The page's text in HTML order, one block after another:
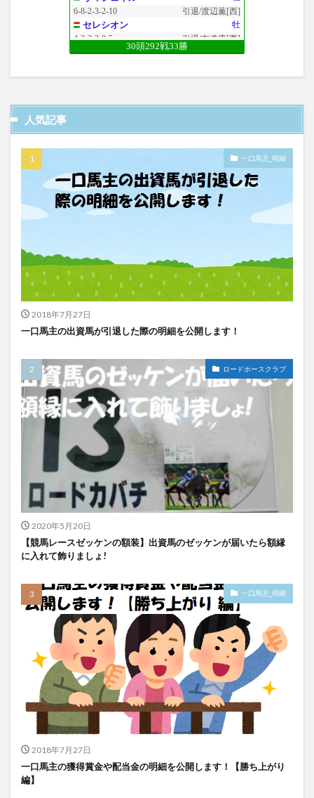
引退/渡辺薫[西]
6-8-2-3-2-10
牡
セレシオン
引退/友道康[西]
4-3-2-2-0-5
牡
ロードシュトローム
牡
ロードエクスプレス
牝
メリディアン
牡
ロードストライク
引退/尾形和[東]
2-1-0-1-0-7
牝
引退/安田隆[西]
1-2-0-4-1-7
牝
ディバイングレース
引退/蛯名正[東]
1-2-1-1-3-11
ロードジパング
0-1-2-3-1-3
牝
ラントリサント
引退/吉岡辰[西]
0-0-3-0-1-3
ヴァンデスプワール
0-1-1-1-0-4
牡
ロードソレイユ
引退/寺島良[西]
0-1-0-1-0-3
牝
ナイトミュージアム
引退/友道康[西]
0-0-1-0-1-2
牡
ロードゲイル
引退/尾形和[東]
0-0-1-0-0-4
フェルミディラック
引退/勢司和[東]
0-0-0-0-1-3
ロードカバチ
引退/菊川正[東]
牝
ソレンニータ
引退/岩戸孝[東]
0-0-0-0-0-4
0-0-0-0-0-3
牡
ロードフォールズ
0-0-0-0-0-3
引退/野中賢[西]
0-0-0-0-0-3
30頭292戦33勝
人気記事
一口馬主_明細
2018年7月27日
一口馬主の出資馬が引退した際の明細を公開します！
ロードホースクラブ
2020年5月20日
【競馬レースゼッケンの額装】出資馬のゼッケンが届いたら額縁
に入れて飾りましょ!
一口馬主_明細
2018年7月27日
一口馬主の獲得賞金や配当金の明細を公開します！【勝ち上がり
編】